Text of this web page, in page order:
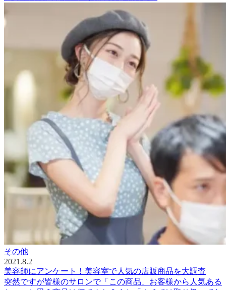
その他
2021.8.2
美容師にアンケート！美容室で人気の店販商品を大調査
突然ですが皆様のサロンで「この商品、お客様から人気ある